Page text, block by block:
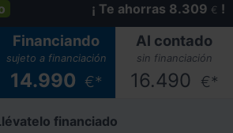
¡ Te ahorras 8.309 € !
Financiando
sujeto a financiación
14.990 €*
Al contado
sin financiación
16.490 €*
financiado